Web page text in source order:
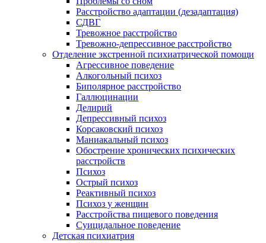
Расстройство адаптации (дезадаптация)
СДВГ
Тревожное расстройство
Тревожно-депрессивное расстройство
Отделение экстренной психиатрической помощи
Агрессивное поведение
Алкогольный психоз
Биполярное расстройство
Галлюцинации
Делирий
Депрессивный психоз
Корсаковский психоз
Маниакальный психоз
Обострение хронических психических
расстройств
Психоз
Острый психоз
Реактивный психоз
Психоз у женщин
Расстройства пищевого поведения
Суицидальное поведение
Детская психиатрия